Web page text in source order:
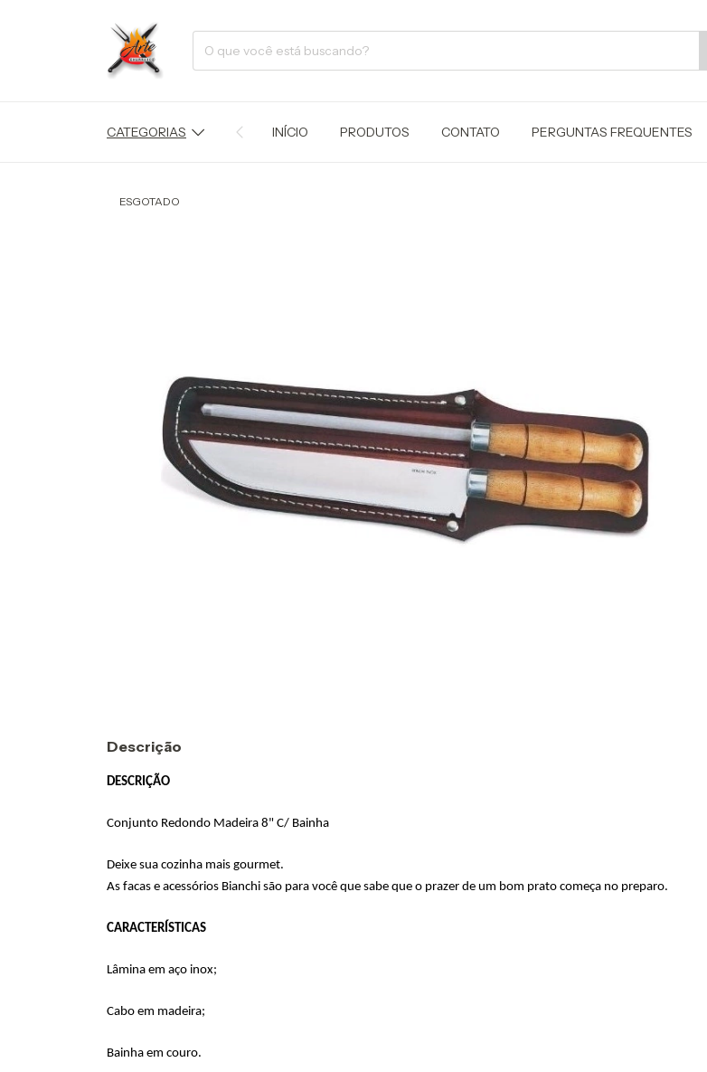
CATEGORIAS INÍCIO PRODUTOS CONTATO PERGUNTAS FREQUENTES
ESGOTADO
Descrição
DESCRIÇÃO
Conjunto Redondo Madeira 8" C/ Bainha
Deixe sua cozinha mais gourmet.
As facas e acessórios Bianchi são para você que sabe que o prazer de um bom prato começa no preparo.
CARACTERÍSTICAS
Lâmina em aço inox;
Cabo em madeira;
Bainha em couro.